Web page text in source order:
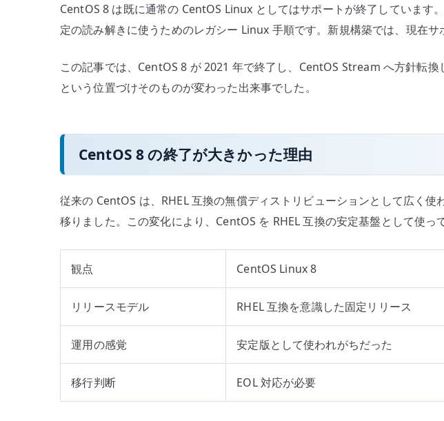
へ
の
CentOS 8 は既に通常の CentOS Linux としてはサポートが終了していま
定の読み解きに使うためのレガシー Linux 手順です。新規構築では、現在
この記事では、CentOS 8 が 2021 年で終了し、CentOS Stream へ方針転
という位置づけそのものが変わった出来事でした。
CentOS 8 の終了が大きかった理由
従来の CentOS は、RHEL 互換の無償ディストリビューションとして広く
移りました。この変化により、CentOS を RHEL 互換の安定基盤として使っ
観点 CentOS Linux 8
リリースモデル RHEL 互換を意識した固定リリース
運用の感覚 安定版として使われがちだった
移行判断 EOL 対応が必要